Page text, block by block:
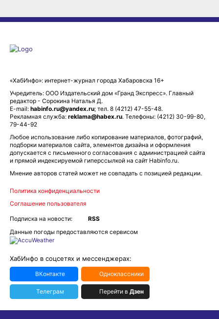
«ХабИнфо»: интернет-журнал города Хабаровска 16+
Учредитель: ООО Издательский дом «Гранд Экспресс». Главный
редактор - Сорокина Наталья Д.
E-mail: habinfo.ru@yandex.ru; тел. 8 (4212) 47-55-48.
Рекламная служба: reklama@habex.ru. Телефоны: (4212) 30-99-80,
79-44-92
Любое использование либо копирование материалов, фотографий,
подборки материалов сайта, элементов дизайна и оформления
допускается с письменного согласования с администрацией сайта
и прямой индексируемой гиперссылкой на сайт Habinfo.ru.
Мнение авторов статей может не совпадать с позицией редакции.
Политика конфиденциальности
Соглашение пользователя
Подписка на новости:
RSS
Данные погоды предоставляются сервисом
ХабИнфо в соцсетях и мессенджерах:
ВКонтакте Одноклассники
Телеграм Перейти в Дзен